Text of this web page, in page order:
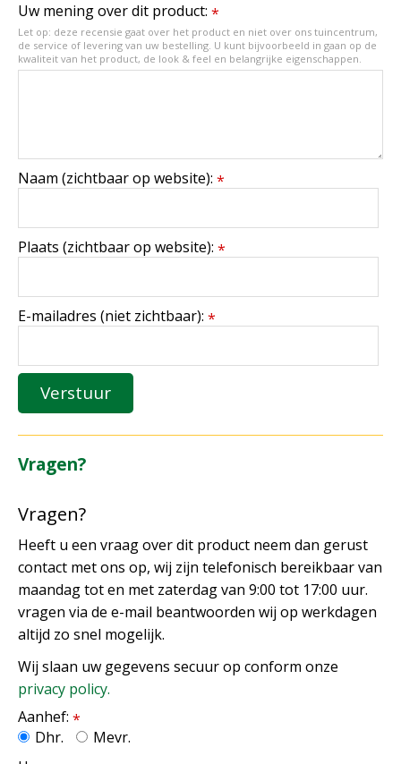
Uw mening over dit product: *
Let op: deze recensie gaat over het product en niet over ons tuincentrum,
de service of levering van uw bestelling. U kunt bijvoorbeeld in gaan op de
kwaliteit van het product, de look & feel en belangrijke eigenschappen.
Naam (zichtbaar op website): *
Plaats (zichtbaar op website): *
E-mailadres (niet zichtbaar): *
Vragen?
Vragen?
Heeft u een vraag over dit product neem dan gerust
contact met ons op, wij zijn telefonisch bereikbaar van
maandag tot en met zaterdag van 9:00 tot 17:00 uur.
vragen via de e-mail beantwoorden wij op werkdagen
altijd zo snel mogelijk.
Wij slaan uw gegevens secuur op conform onze
privacy policy.
Aanhef: *
Dhr.
Mevr.